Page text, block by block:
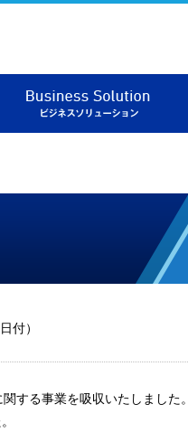
付）
関する事業を吸収いたしました。